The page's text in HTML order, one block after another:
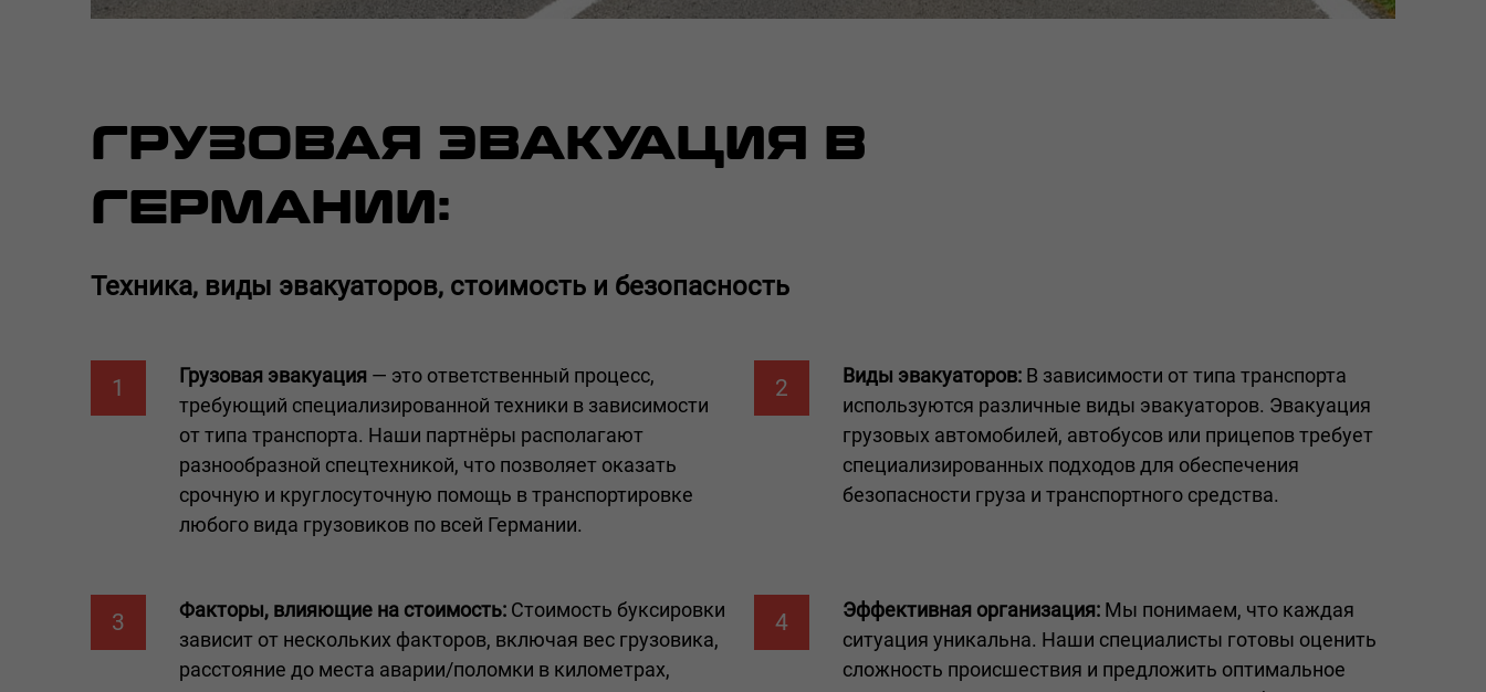
ГРУЗОВАЯ ЭВАКУАЦИЯ В
ГЕРМАНИИ:
Техника, виды эвакуаторов, стоимость и безопасность
1 Грузовая эвакуация — это ответственный процесс,
требующий специализированной техники в зависимости
от типа транспорта. Наши партнёры располагают
разнообразной спецтехникой, что позволяет оказать
срочную и круглосуточную помощь в транспортировке
любого вида грузовиков по всей Германии.
2 Виды эвакуаторов: В зависимости от типа транспорта
используются различные виды эвакуаторов. Эвакуация
грузовых автомобилей, автобусов или прицепов требует
специализированных подходов для обеспечения
безопасности груза и транспортного средства.
3 Факторы, влияющие на стоимость: Стоимость буксировки
зависит от нескольких факторов, включая вес грузовика,
расстояние до места аварии/поломки в километрах,
4 Эффективная организация: Мы понимаем, что каждая
ситуация уникальна. Наши специалисты готовы оценить
сложность происшествия и предложить оптимальное